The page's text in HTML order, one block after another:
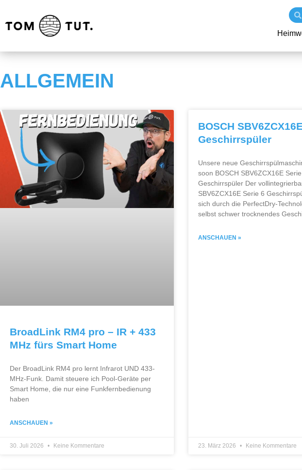
ALLGEMEIN
BroadLink RM4 pro – IR + 433
MHz fürs Smart Home
Der BroadLink RM4 pro lernt Infrarot UND 433-
MHz-Funk. Damit steuere ich Pool-Geräte per
Smart Home, die nur eine Funkfernbedienung
haben
ANSCHAUEN »
30. Juli 2026 Keine Kommentare
BOSCH
Geschirrspüler
Unsere neue
soon BOSCH SBV6ZCX16E
Geschirrspüler Der
SBV6ZCX16E Serie 6
sich durch die
selbst schwer trocknendes
ANSCHAUEN »
23. März 2026 Keine Kommentare